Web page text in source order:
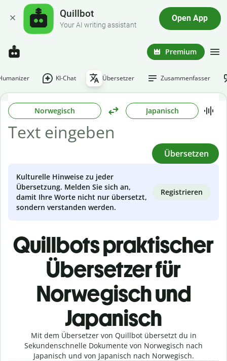
Quillbot
Your AI writing assistant
Open App
Premium
KI-Chat Übersetzer Zusammenfasser
Norwegisch Japanisch
Übersetzen
Kulturelle Hinweise zu jeder
Übersetzung. Melden Sie sich an,
damit Ihre Worte nicht nur übersetzt,
sondern verstanden werden.
Registrieren
Quillbots praktischer
Übersetzer für
Norwegisch und
Japanisch
Mit dem Übersetzer von Quillbot übersetzt du in
Sekundenschnelle Dokumente von Norwegisch nach
Japanisch und von Japanisch nach Norwegisch.